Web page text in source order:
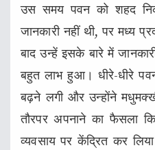
उस समय पवन को शहद
जानकारी नहीं थी, पर मध्य
बाद उन्हें इसके बारे में
बहुत लाभ हुआ। धीरे-धीरे
बढ़ने लगी और उन्होंने
तौरपर अपनाने का फैसला
व्यवसाय पर केंद्रित कर